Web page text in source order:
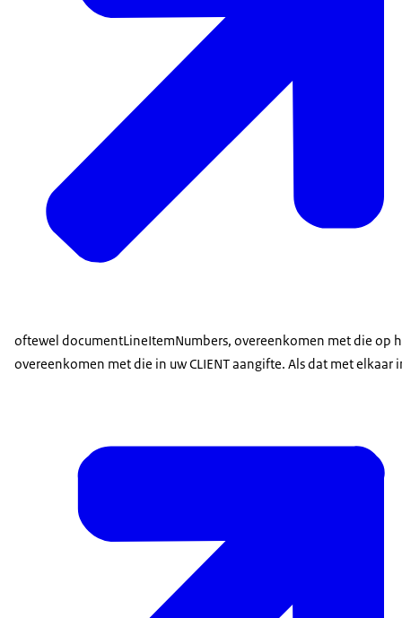
oftewel documentLineItemNumbers, overeenkomen met die op
overeenkomen met die in uw CLIENT aangifte. Als dat met